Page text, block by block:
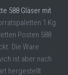
588 Gläser mit
1 Kg
Posten 588
Die Ware
ist aber nach
hergestellt